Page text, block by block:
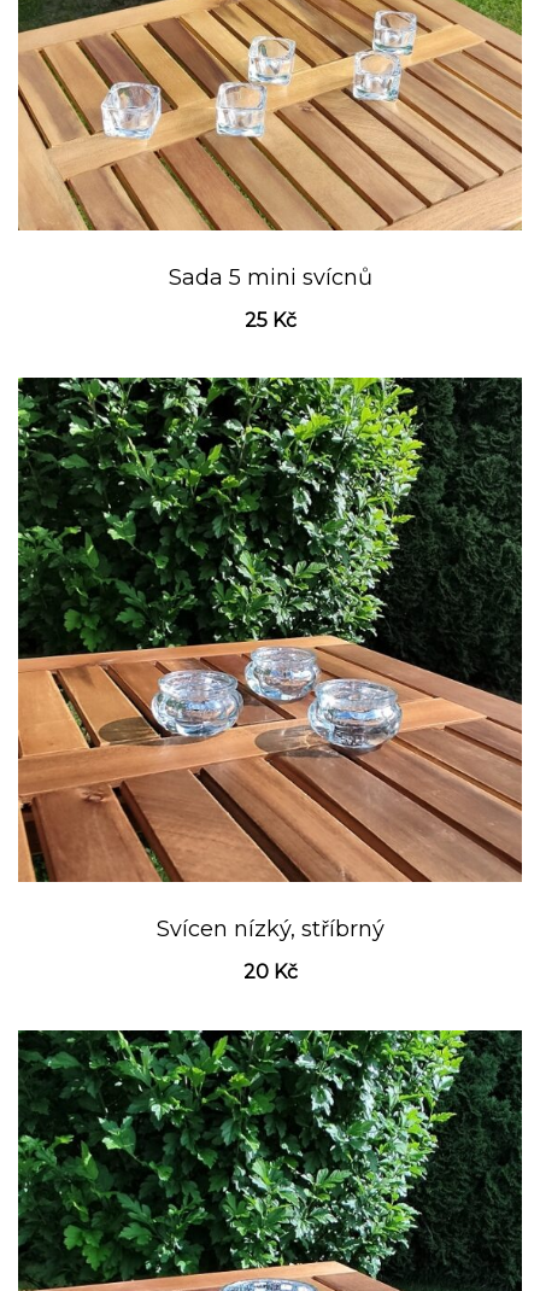
Sada 5 mini svícnů
25 Kč
Svícen nízký, stříbrný
20 Kč